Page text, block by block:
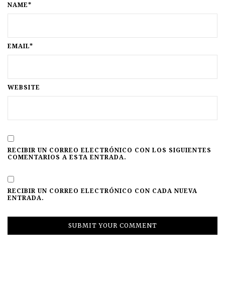
NAME*
EMAIL*
WEBSITE
RECIBIR UN CORREO ELECTRÓNICO CON LOS SIGUIENTES
COMENTARIOS A ESTA ENTRADA.
RECIBIR UN CORREO ELECTRÓNICO CON CADA NUEVA
ENTRADA.